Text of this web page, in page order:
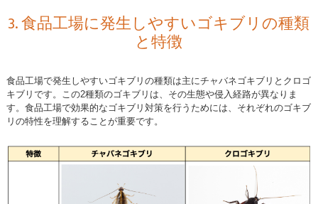
3. 食品工場に発生しやすいゴキブリの種類
と特徴
食品工場で発生しやすいゴキブリの種類は主にチャバネゴキブリとクロゴ
キブリです。この2種類のゴキブリは、その生態や侵入経路が異なりま
す。食品工場で効果的なゴキブリ対策を行うためには、それぞれのゴキブ
リの特性を理解することが重要です。